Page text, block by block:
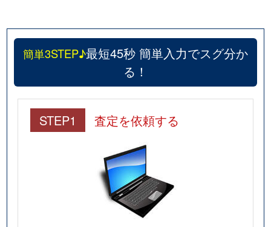
簡単3STEP♪最短45秒 簡単入力でスグ分か
る！
STEP1 査定を依頼する